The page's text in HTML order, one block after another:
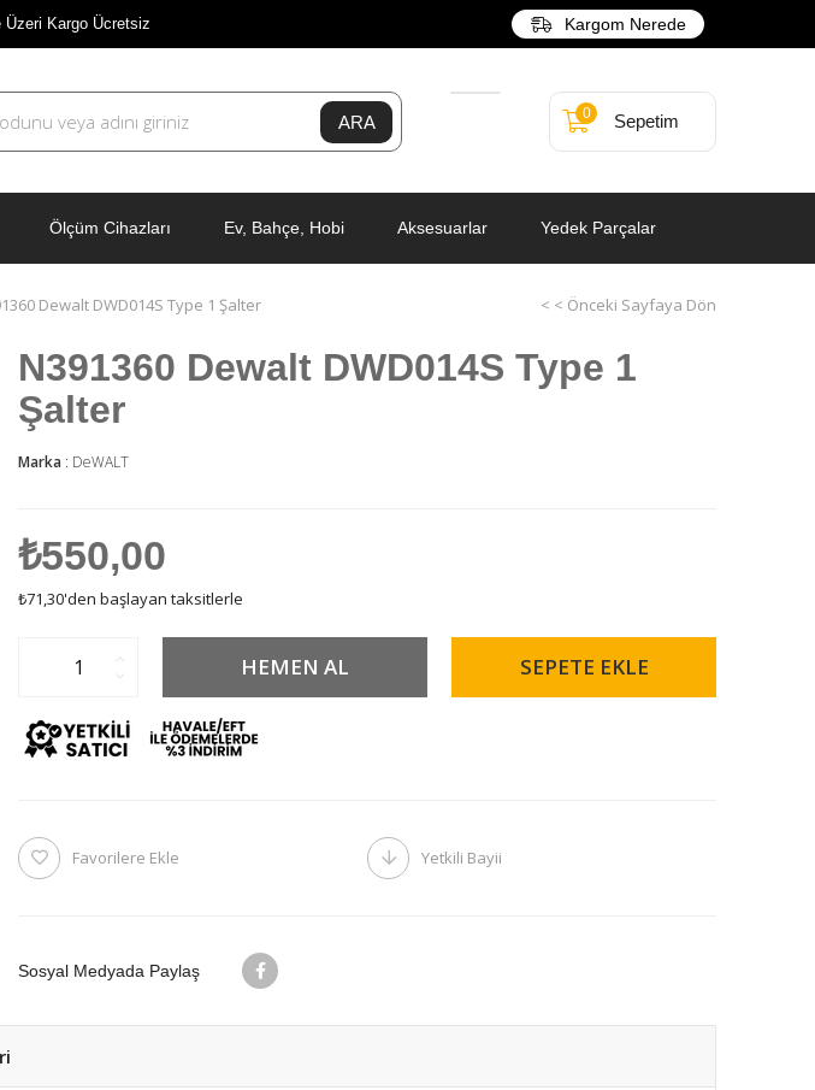
Üzeri Kargo Ücretsiz Kargom Nerede
Sepetim
0
Ölçüm Cihazları Ev, Bahçe, Hobi Aksesuarlar Yedek Parçalar
Dewalt DWD014S Type 1 Şalter < < Önceki Sayfaya Dön
N391360 Dewalt DWD014S Type 1
Şalter
Marka : DeWALT
₺550,00
₺71,30'den başlayan taksitlerle
Favorilere Ekle Yetkili Bayii
Sosyal Medyada Paylaş